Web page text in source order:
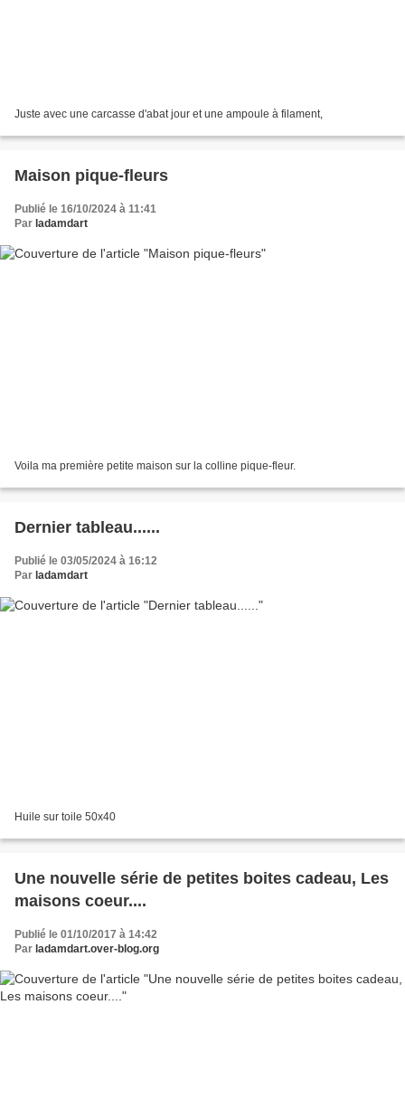
Juste avec une carcasse d'abat jour et une ampoule à filament,
Maison pique-fleurs
Publié le 16/10/2024 à 11:41
Par ladamdart
Voila ma première petite maison sur la colline pique-fleur.
Dernier tableau......
Publié le 03/05/2024 à 16:12
Par ladamdart
Huile sur toile 50x40
Une nouvelle série de petites boites cadeau, Les
maisons coeur....
Publié le 01/10/2017 à 14:42
Par ladamdart.over-blog.org